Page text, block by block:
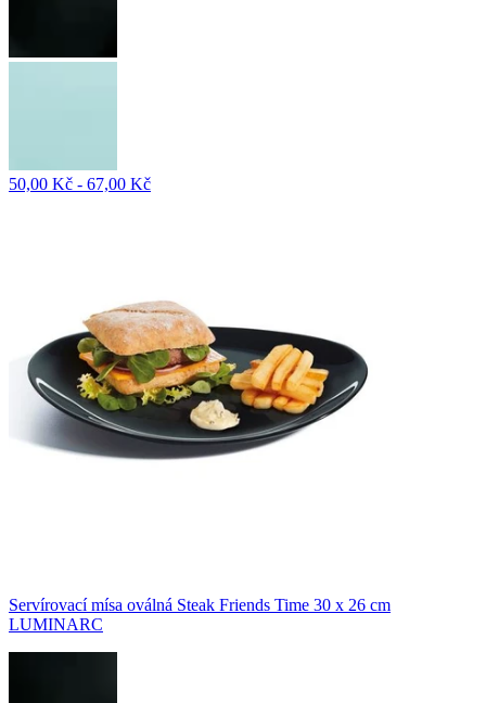
50,00 Kč - 67,00 Kč
Servírovací mísa oválná Steak Friends Time 30 x 26 cm
LUMINARC